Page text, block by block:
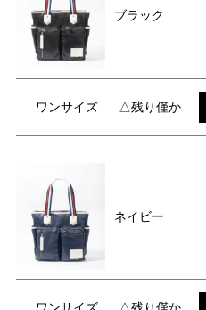
ブラック
ワンサイズ △残り僅か
ネイビー
ワンサイズ △残り僅か